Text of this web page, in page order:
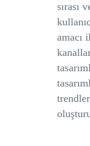
sırası
amacı